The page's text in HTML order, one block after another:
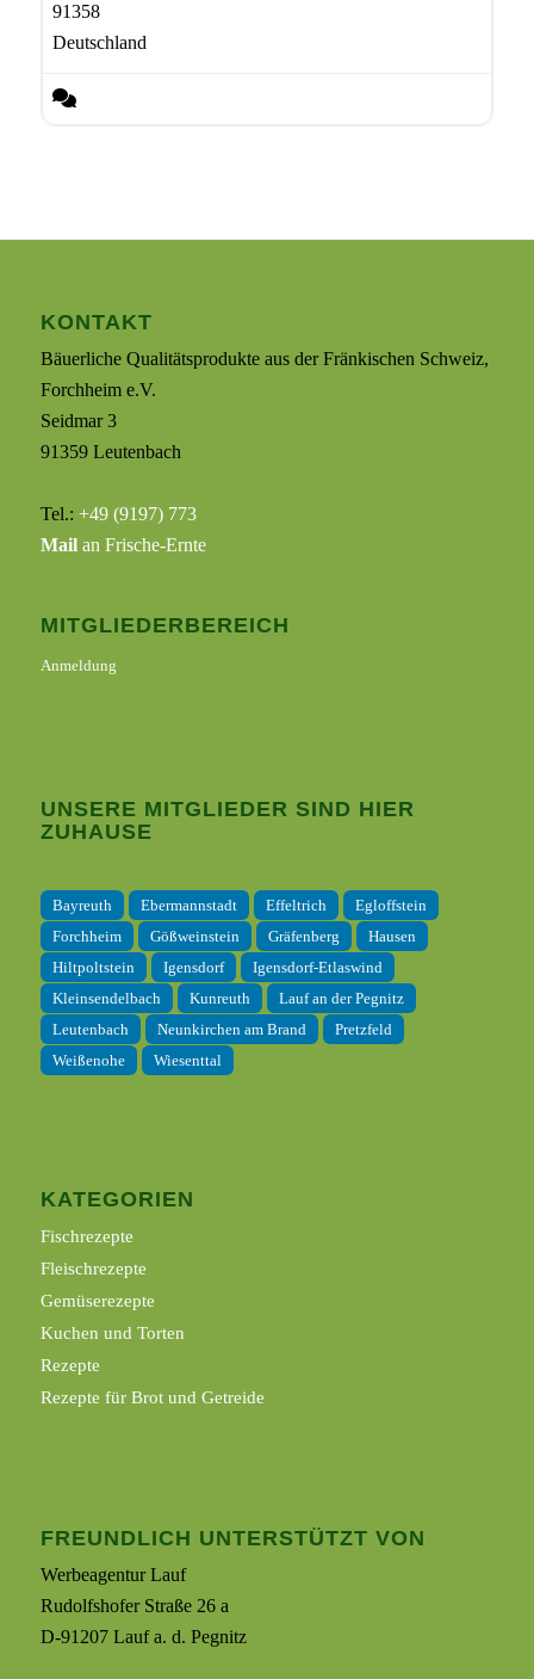
91358
Deutschland
KONTAKT
Bäuerliche Qualitätsprodukte aus der Fränkischen Schweiz,
Forchheim e.V.
Seidmar 3
91359 Leutenbach
Tel.: +49 (9197) 773
Mailan Frische-Ernte
MITGLIEDERBEREICH
Anmeldung
UNSERE MITGLIEDER SIND HIER
ZUHAUSE
Bayreuth Ebermannstadt Effeltrich
Egloffstein
Forchheim
Gößweinstein Gräfenberg
Hausen
Hiltpoltstein
Igensdorf
Igensdorf-Etlaswind
Kleinsendelbach
Kunreuth
Lauf an der Pegnitz
Leutenbach
Neunkirchen am Brand
Pretzfeld
Weißenohe
Wiesenttal
KATEGORIEN
Fischrezepte
Fleischrezepte
Gemüserezepte
Kuchen und Torten
Rezepte
Rezepte für Brot und Getreide
FREUNDLICH UNTERSTÜTZT VON
Werbeagentur Lauf
Rudolfshofer Straße 26 a
D-91207 Lauf a. d. Pegnitz